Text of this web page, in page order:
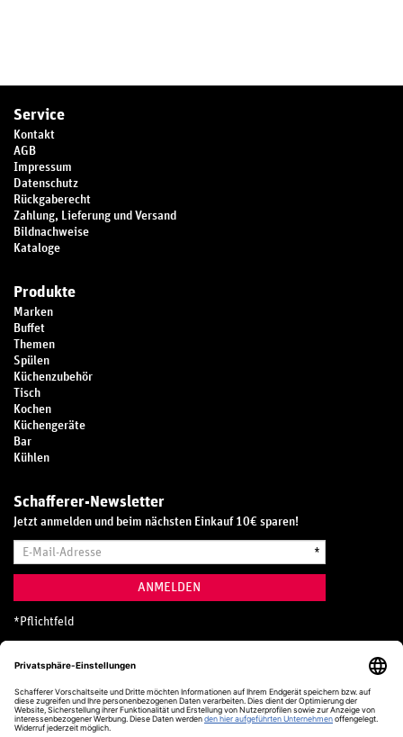
Service
Kontakt
AGB
Impressum
Datenschutz
Rückgaberecht
Zahlung, Lieferung und Versand
Bildnachweise
Kataloge
Produkte
Marken
Buffet
Themen
Spülen
Küchenzubehör
Tisch
Kochen
Küchengeräte
Bar
Kühlen
Schafferer-Newsletter
Jetzt anmelden und beim nächsten Einkauf 10€ sparen!
Mail-
*
ANMELDEN
* Pflichtfeld
Hotline
0800 20 70 300 (D)
Kostenlos aus dem deutschen Festnetz